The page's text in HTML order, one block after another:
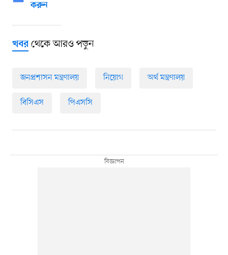
করুন
খবরথেকে আরও পড়ুন
জনপ্রশাসন মন্ত্রণালয় নিয়োগ অর্থ মন্ত্রণালয়
বিসিএস পিএসসি